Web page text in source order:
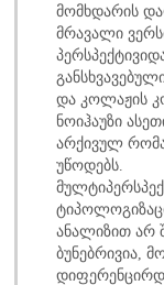
მომხდარის
მრავალი
და კოლაჟის
ნოიჰაუზი
არქივულ
უწოდებს.
ანალიზით არ
ბუნებრივია,